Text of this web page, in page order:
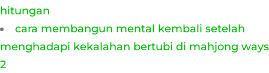
hitungan
cara membangun mental kembali setelah
menghadapi kekalahan bertubi di mahjong ways
2